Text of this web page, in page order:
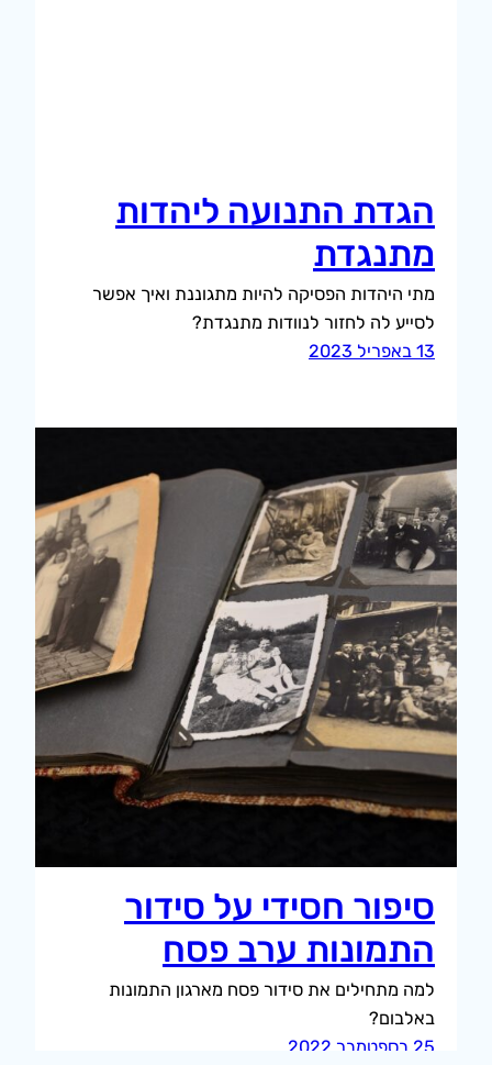
הגדת התנועה ליהדות
מתנגדת
מתי היהדות הפסיקה להיות מתגוננת ואיך אפשר
לסייע לה לחזור לנוודות מתנגדת?
13 באפריל 2023
סיפור חסידי על סידור
התמונות ערב פסח
למה מתחילים את סידור פסח מארגון התמונות
באלבום?
25 בספטמבר 2022